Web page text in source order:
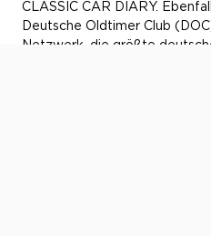
CLASSIC CAR DIARY.
Deutsche Oldtimer Club
Netzwerk, die größte